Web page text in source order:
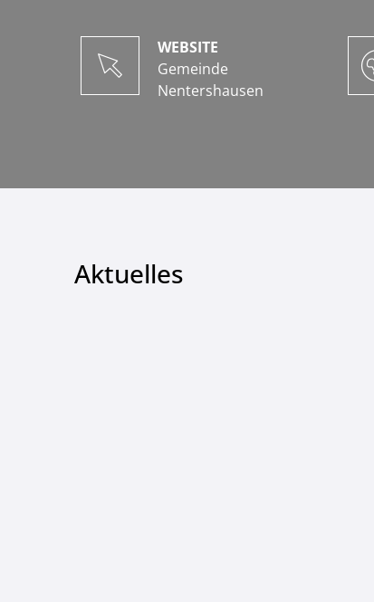
WEBSITE
Gemeinde
Nentershausen
Aktuelles